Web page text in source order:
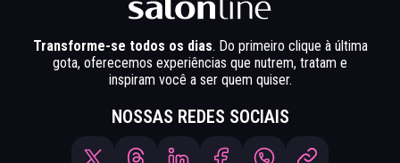
Transforme-se todos os dias. Do primeiro clique à última
gota, oferecemos experiências que nutrem, tratam e
inspiram você a ser quem quiser.
NOSSAS REDES SOCIAIS